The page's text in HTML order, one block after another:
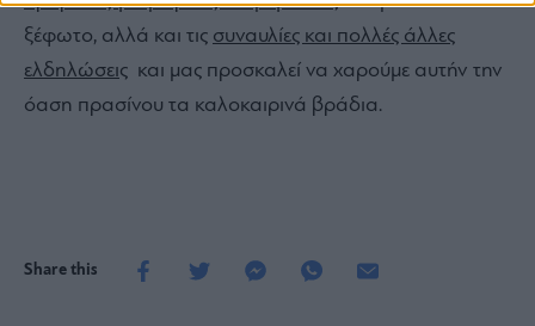
ξέφωτο, αλλά και τις συναυλίες και πολλές άλλες
ελδηλώσεις και μας προσκαλεί να χαρούμε αυτήν την
όαση πρασίνου τα καλοκαιρινά βράδια.
Share this